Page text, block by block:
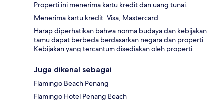
Properti ini menerima kartu kredit dan uang tunai.
Menerima kartu kredit: Visa, Mastercard
Harap diperhatikan bahwa norma budaya dan kebijakan
tamu dapat berbeda berdasarkan negara dan properti.
Kebijakan yang tercantum disediakan oleh properti.
Juga dikenal sebagai
Flamingo Beach Penang
Flamingo Hotel Penang Beach